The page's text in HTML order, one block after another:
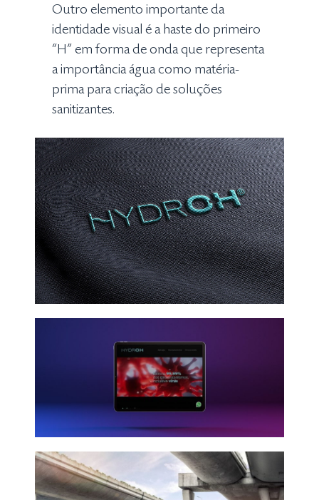
Outro elemento importante da
identidade visual é a haste do primeiro
“H” em forma de onda que representa
a importância água como matéria-
prima para criação de soluções
sanitizantes.